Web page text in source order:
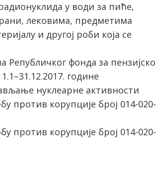
у води за пиће,
лековима, предметима
и другој роби која се
фонда за пензијско
године
нуклеарне активности
против корупције број 014-020-
против корупције број 014-020-